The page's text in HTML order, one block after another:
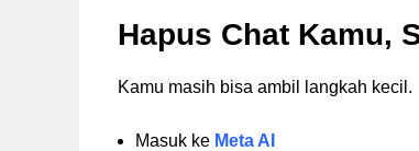
Hapus Chat Kamu,
Kamu masih bisa ambil langkah kecil.
Masuk ke Meta AI